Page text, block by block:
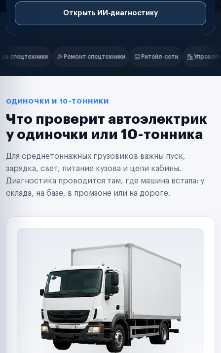
Открыть ИИ-диагностику
Нам доверяют
Ритейл-сети Управляющие компании Страховые
Маркетплейсы
Таксопарки
Автодилеры
Поставщики запчастей
Аренда спецтехники
Ремонт спецтехники
Ритейл-сети
Управляющие компании
Страховые компании
ОДИНОЧКИ И 10-ТОННИКИ
Что проверит автоэлектрик
у одиночки или 10-тонника
Для среднетоннажных грузовиков важны пуск,
зарядка, свет, питание кузова и цепи кабины.
Диагностика проводится там, где машина встала: у
склада, на базе, в промзоне или на дороге.